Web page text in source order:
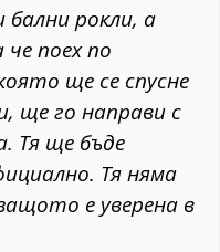
бални рокли, а
поех по
ще се спусне
ще го направи с
Тя ще бъде
Тя няма
е уверена в